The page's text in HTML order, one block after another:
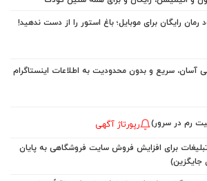
رمان رایگان برای موبایل؛ باغ استور را از دست ندهید!
رم در سرور) رپورتاژ آگهی
برای افزایش فروش سایت فروشگاهی به پایان
جایگزین)